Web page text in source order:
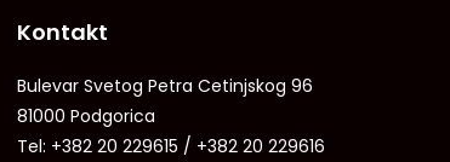
Kontakt
Bulevar Svetog Petra Cetinjskog 96
81000 Podgorica
Tel: +382 20 229615 / +382 20 229616